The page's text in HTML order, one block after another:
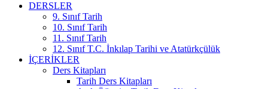
DERSLER
9. Sınıf Tarih
10. Sınıf Tarih
11. Sınıf Tarih
12. Sınıf T.C. İnkılap Tarihi ve Atatürkçülük
İÇERIKLER
Ders Kitapları
Tarih Ders Kitapları